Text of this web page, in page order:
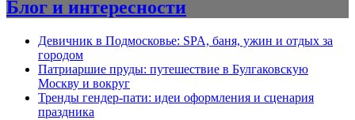
Блог и интересности
Девичник в Подмосковье: SPA, баня, ужин и отдых за
городом
Патриаршие пруды: путешествие в Булгаковскую
Москву и вокруг
Тренды гендер-пати: идеи оформления и сценария
праздника